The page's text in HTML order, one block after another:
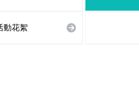
動花絮